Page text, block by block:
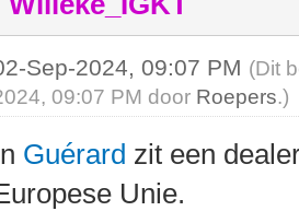
Sep-2024, 09:07 PM (Dit
09:07 PM door Roepers.)
Guérard zit een
Unie.